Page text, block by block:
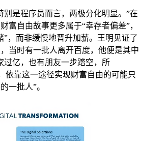
别是程序员而言，两极分化明显。”在
富自由故事更多属于“幸存者偏差”，
”，而非缓慢地晋升加薪。王明见证了
当时有一批人离开百度，他便是其中
过亿，也有朋友一步踏空，所
依靠这一途径实现财富自由的可能只
一批人”。